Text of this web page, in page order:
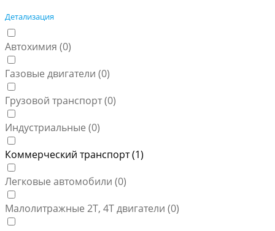
Детализация
Автохимия (0)
Газовые двигатели (0)
Грузовой транспорт (0)
Индустриальные (0)
Коммерческий транспорт (1)
Легковые автомобили (0)
Малолитражные 2Т, 4Т двигатели (0)